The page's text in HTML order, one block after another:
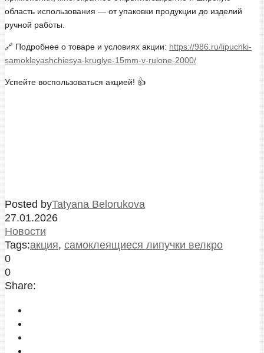
область использования — от упаковки продукции до изделий
ручной работы.
🔗 Подробнее о товаре и условиях акции: https://986.ru/lipuchki-
samokleyashchiesya-kruglye-15mm-v-rulone-2000/
Успейте воспользоваться акцией! 👍
Posted byTatyana Belorukova
27.01.2026
Новости
Tags:акция, самоклеящиеся липучки велкро
0
0
Share: